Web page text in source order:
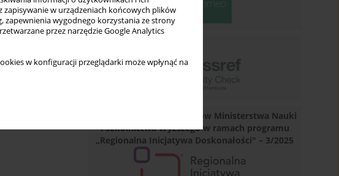
w urządzeniach końcowych plików
zapewnienia wygodnego korzystania ze strony
przez narzędzie Google Analytics
w konfiguracji przeglądarki może wpłynąć na
Dofinansowano ze środków Ministerstwa Nauki
i Szkolnictwa Wyższego w ramach programu
„Regionalna Inicjatywa Doskonałości" – 3/2025